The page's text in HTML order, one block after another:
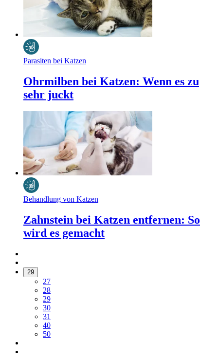
Parasiten bei Katzen
Ohrmilben bei Katzen: Wenn es zu
sehr juckt
Behandlung von Katzen
Zahnstein bei Katzen entfernen: So
wird es gemacht
29
27
28
29
30
31
40
50